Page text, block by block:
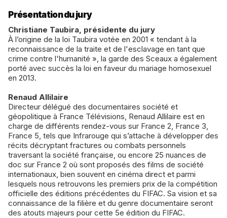
Présentation du jury
Christiane Taubira, présidente du jury
À l’origine de la loi Taubira votée en 2001 « tendant à la
reconnaissance de la traite et de l'esclavage en tant que
crime contre l'humanité », la garde des Sceaux a également
porté avec succès la loi en faveur du mariage homosexuel
en 2013.
Renaud Allilaire
Directeur délégué des documentaires société et
géopolitique à France Télévisions, Renaud Allilaire est en
charge de différents rendez-vous sur France 2, France 3,
France 5, tels que Infrarouge qui s’attache à développer des
récits décryptant fractures ou combats personnels
traversant la société française, ou encore 25 nuances de
doc sur France 2 où sont proposés des films de société
internationaux, bien souvent en cinéma direct et parmi
lesquels nous retrouvons les premiers prix de la compétition
officielle des éditions précédentes du FIFAC. Sa vision et sa
connaissance de la filière et du genre documentaire seront
des atouts majeurs pour cette 5e édition du FIFAC.